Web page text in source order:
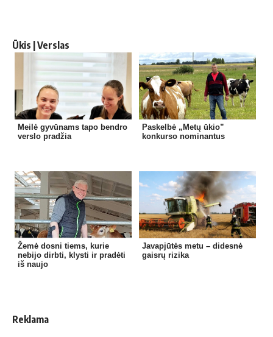
Ūkis | Verslas
Meilė gyvūnams tapo bendro
verslo pradžia
Paskelbė „Metų ūkio”
konkurso nominantus
Žemė dosni tiems, kurie
nebijo dirbti, klysti ir pradėti
iš naujo
Javapjūtės metu – didesnė
gaisrų rizika
Reklama